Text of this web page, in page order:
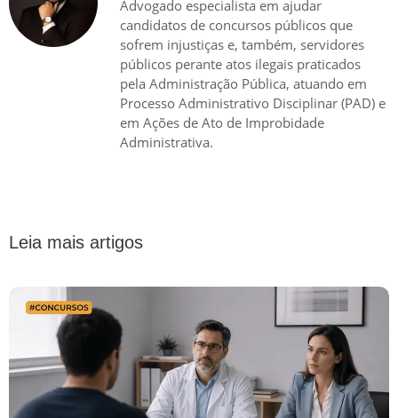
Advogado especialista em ajudar
candidatos de concursos públicos que
sofrem injustiças e, também, servidores
públicos perante atos ilegais praticados
pela Administração Pública, atuando em
Processo Administrativo Disciplinar (PAD) e
em Ações de Ato de Improbidade
Administrativa.
Leia mais artigos